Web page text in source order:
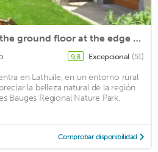
Village apartment on the ground floor at the edge of Lake Annecy
9,8 Excepcional (51)
en Lathuile, en un entorno rural
la belleza natural de la región
Bauges Regional Nature Park,
Comprobar disponibilidad